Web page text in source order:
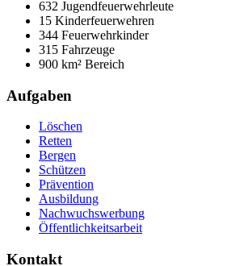
632 Jugendfeuerwehrleute
15 Kinderfeuerwehren
344 Feuerwehrkinder
315 Fahrzeuge
900 km² Bereich
Aufgaben
Löschen
Retten
Bergen
Schützen
Prävention
Ausbildung
Nachwuchswerbung
Öffentlichkeitsarbeit
Kontakt